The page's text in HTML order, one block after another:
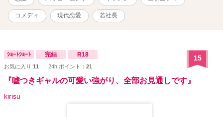
コメディ 現代恋愛 若社長
ｼｮｰﾄｼｮｰﾄ 完結 R18
お気に入り:11 24h.ポイント： 21
15
『嘘つきギャルの可愛い強がり、全部お見通しです』
kirisu